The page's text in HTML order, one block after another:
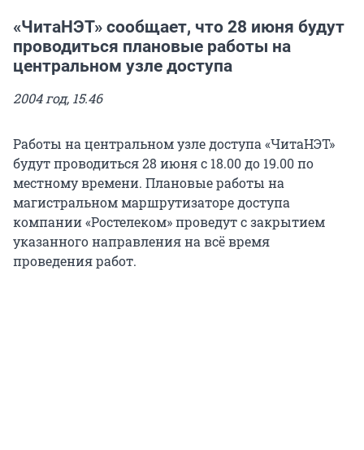
«ЧитаНЭТ» сообщает, что 28 июня будут
проводиться плановые работы на
центральном узле доступа
2004 год, 15.46
Работы на центральном узле доступа «ЧитаНЭТ»
будут проводиться 28 июня с 18.00 до 19.00 по
местному времени. Плановые работы на
магистральном маршрутизаторе доступа
компании «Ростелеком» проведут с закрытием
указанного направления на всё время
проведения работ.